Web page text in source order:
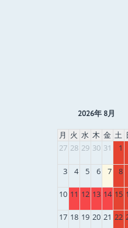
2026年 8月
月 火 水 木 金 土
27 28 29 30 31 1
3 4 5 6 7 8
10 11 12 13 14 15
17 18 19 20 21 22